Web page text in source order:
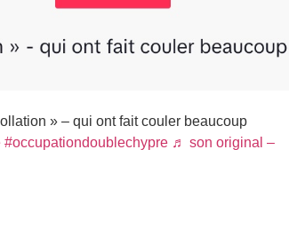
» – qui ont fait couler beaucoup
#occupationdoublechypre ♬ son original –